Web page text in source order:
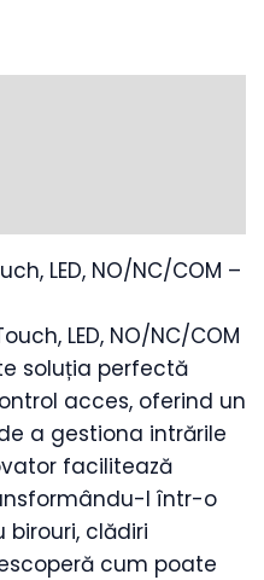
LED, NO/NC/COM –
LED, NO/NC/COM
soluția perfectă
acces, oferind un
a gestiona intrările
facilitează
l într-o
clădiri
cum poate